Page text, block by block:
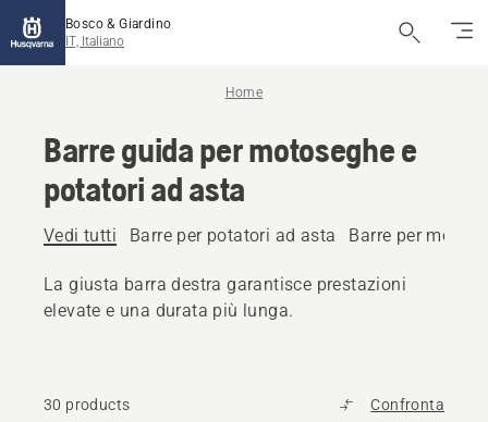
Bosco & Giardino
IT, Italiano
Home
Barre guida per motoseghe e
potatori ad asta
Vedi tutti Barre per potatori ad asta Barre per
La giusta barra destra garantisce prestazioni
elevate e una durata più lunga.
30 products Confronta